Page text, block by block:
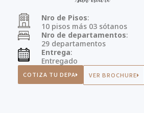
Nro de Pisos:
10 pisos más 03 sótanos
Nro de departamentos:
29 departamentos
Entrega:
Entregado
COTIZA TU DEPA VER BROCHURE